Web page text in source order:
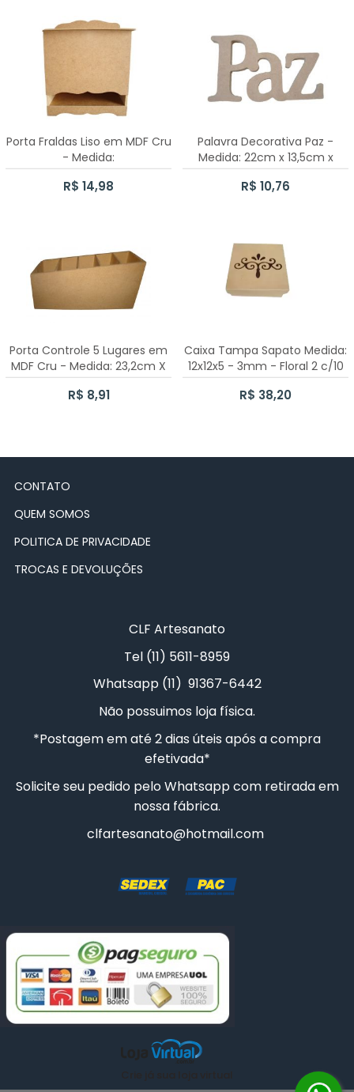
100 CAIXAS SAPATO 10X10X5CM
CESTA COELHO
10 CAIXAS SAPATO 5X5X5CM
Porta Fraldas Liso em MDF Cru
- Medida:
24,5cmx23,5cmx14,5cm
-6mm
R$ 14,98
Palavra Decorativa Paz -
Medida: 22cm x 13,5cm x
15mm
R$ 10,76
Porta Controle 5 Lugares em
MDF Cru - Medida: 23,2cm X
9,2cm X 10cm - 6mm
R$ 8,91
Caixa Tampa Sapato Medida:
12x12x5 - 3mm - Floral 2 c/10
unidades
R$ 38,20
CONTATO
QUEM SOMOS
POLITICA DE PRIVACIDADE
TROCAS E DEVOLUÇÕES
CLF Artesanato
Tel (11) 5611-8959
Whatsapp (11) 91367-6442
Não possuimos loja física.
*Postagem em até 2 dias úteis após a compra
efetivada*
Solicite seu pedido pelo Whatsapp com retirada em
nossa fábrica.
clfartesanato@hotmail.com